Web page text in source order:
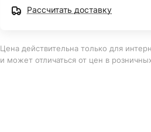
Рассчитать доставку
Цена действительна только для
и может отличаться от цен в